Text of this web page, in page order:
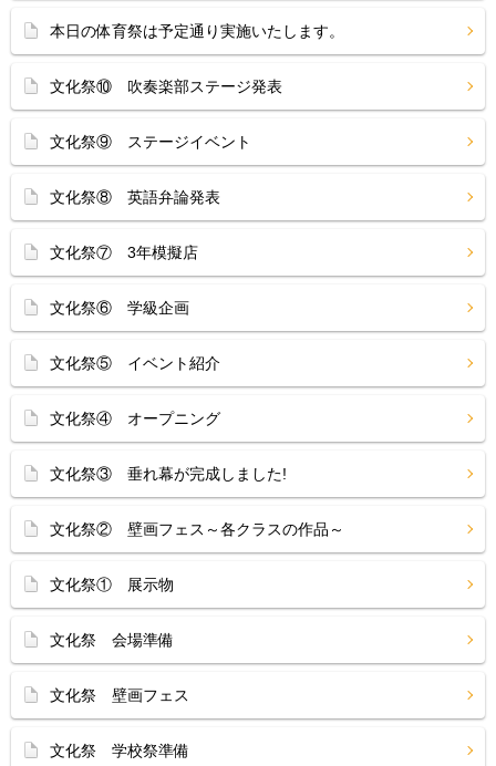
本日の体育祭は予定通り実施いたします。
文化祭⑩ 吹奏楽部ステージ発表
文化祭⑨ ステージイベント
文化祭⑧ 英語弁論発表
文化祭⑦ 3年模擬店
文化祭⑥ 学級企画
文化祭⑤ イベント紹介
文化祭④ オープニング
文化祭③ 垂れ幕が完成しました!
文化祭② 壁画フェス～各クラスの作品～
文化祭① 展示物
文化祭 会場準備
文化祭 壁画フェス
文化祭 学校祭準備